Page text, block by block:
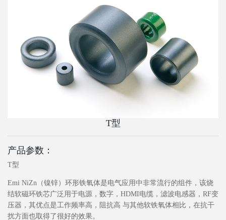
T型
产品参数：
T型
Emi NiZn（镍锌）环形铁氧体是电气应用中非常流行的组件，该烧
结软磁环铁芯广泛用于电源，数字，HDMI电缆，滤波电感器，RF变
压器，其优点是工作频率高，阻抗高 与其他软铁氧体相比，在抗干
扰方面也取得了很好的效果。